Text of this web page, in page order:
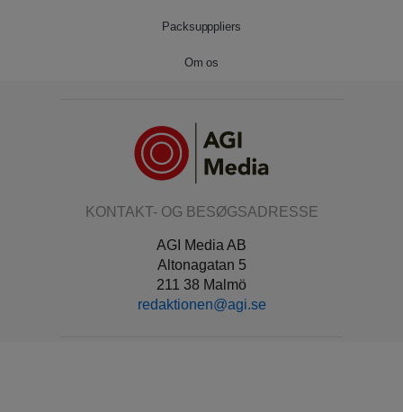
Packsupppliers
Om os
KONTAKT- OG BESØGSADRESSE
AGI Media AB
Altonagatan 5
211 38 Malmö
redaktionen@agi.se